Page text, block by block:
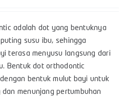
adalah dot yang bentuknya
susu ibu, sehingga
terasa menyusu langsung dari
Bentuk dot orthodontic
bentuk mulut bayi untuk
dan menunjang pertumbuhan